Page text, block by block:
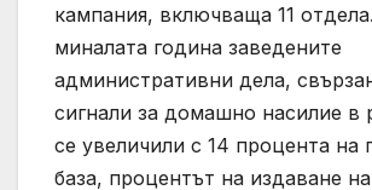
кампания, включваща 11
миналата година заведените
административни дела,
сигнали за домашно насилие в
се увеличили с 14 процента на
база, процентът на издаване на